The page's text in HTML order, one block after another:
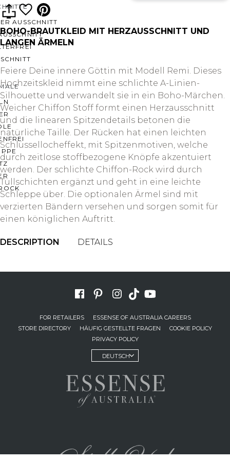
AUSSCHNITT
BOHO-BRAUTKLEID MIT HERZAUSSCHNITT UND
LANGEN ÄRMELN
Feiere Deine innere Göttin mit Modell Remi. Dieses
Hochzeitskleid nimmt eine schlichte A-Linien-
Silhouette und verwandelt sie in ein Boho-Märchen.
Weicher Chiffon Stoff formt einen Herzausschnitt
und die linearen Spitzendetails betonen die
natürliche Taille. Der Rücken hat einen leichten
Schlüssellocheffekt, mit Spitzenmotiven, welche
durch zeitlose stoffbezogene Knöpfe akzentuiert
werden. Der schlichte Chiffon-Rock wird durch
Tüllschichten ergänzt und geht in eine leichte
Schleppe über. Die optionalen Ärmel sind mit
verzierten Bändern versehen und sorgen somit für
einen königlichen Auftritt.
DESCRIPTION DETAILS
FOR RETAILERS
ESSENSE OF AUSTRALIA CAREERS
STORE DIRECTORY
HÄUFIG GESTELLTE FRAGEN
COOKIE POLICY
PRIVACY POLICY
DEUTSCH